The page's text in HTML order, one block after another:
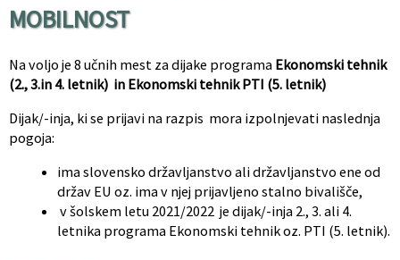
MOBILNOST
Na voljo je 8 učnih mest za dijake programa Ekonomski tehnik
(2., 3.in 4. letnik) in Ekonomski tehnik PTI (5. letnik)
Dijak/-inja, ki se prijavi na razpis mora izpolnjevati naslednja
pogoja:
ima slovensko državljanstvo ali državljanstvo ene od
držav EU oz. ima v njej prijavljeno stalno bivališče,
v šolskem letu 2021/2022 je dijak/-inja 2., 3. ali 4.
letnika programa Ekonomski tehnik oz. PTI (5. letnik).